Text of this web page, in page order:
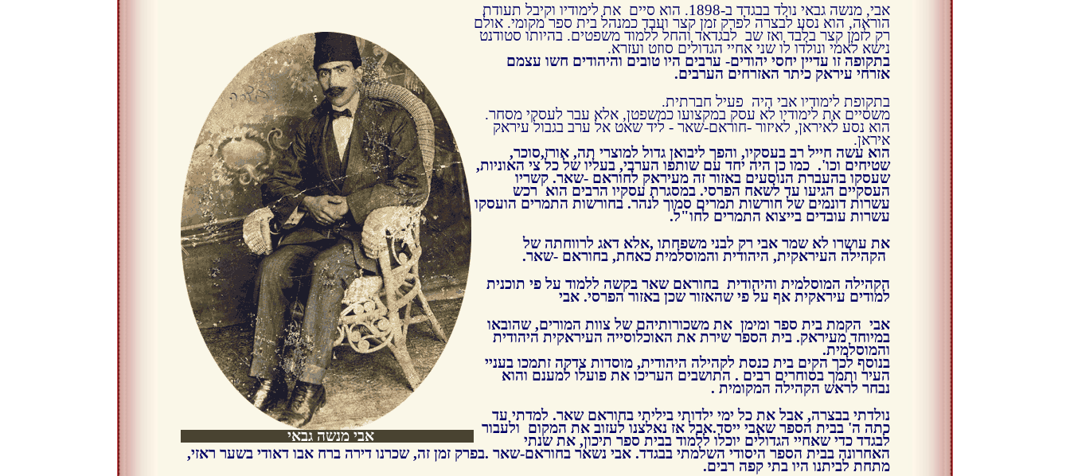
אבי מנשה גבאי
אבי, מנשה גבאי נולד בבגדד ב-1898. הוא סיים את לימודיו וקיבל תעודת
הוראה, הוא נסע לבצרה לפרק זמן קצר ועבד כמנהל בית ספר מקומי. אולם
רק לזמן קצר בלבד ואז שב לבגדאד והחל ללמוד משפטים. בהיותו סטודנט
נישא לאמי ונולדו לו שני אחיי הגדולים סוזט ועזרא.
בתקופה זו עדיין יחסי יהודים- ערבים היו טובים והיהודים חשו עצמם
אזרחי עיראק כיתר האזרחים הערבים.
בתקופת לימודיו אבי היה פעיל חברתית.
משסיים את לימודיו לא עסק במקצועו כמשפטן, אלא עבר לעסקי מסחר.
הוא נסע לאיראן, לאיזור -חוראם-שאר - ליד שאט אל ערב בגבול עיראק
איראן.
הוא עשה חייל רב בעסקיו, והפך ליבואן גדול למוצרי תה, אורז,סוכר,
שטיחים וכו'. כמו כן היה יחד עם שותפו הערבי, בעליו של כל צי האוניות,
שעסקו בהעברת הנוסעים באזור זה מעיראק לחוראם -שאר. קשריו
העסקיים הגיעו עד לשאח הפרסי. במסגרת עסקיו הרבים הוא רכש
עשרות דונמים של חורשות תמרים סמוך לנהר. בחורשות התמרים הועסקו
עשרות עובדים בייצוא התמרים לחו"ל.
את עושרו לא שמר אבי רק לבני משפחתו ,אלא דאג לרווחתה של
הקהילה העיראקית, היהודית והמוסלמית כאחת, בחוראם -שאר.
הקהילה המוסלמית והיהודית בחוראם שאר בקשה ללמוד על פי תוכנית
למודים עיראקית אף על פי שהאזור שכן באזור הפרסי. אבי
אבי הקמת בית ספר ומימן את משכורותיהם של צוות המורים, שהובאו
במיוחד מעיראק. בית הספר שירת את האוכלוסייה העיראקית היהודית
והמוסלמית.
בנוסף לכך הקים בית כנסת לקהילה היהודית, מוסדות צדקה זתמכו בעניי
העיר ותמך בסוחרים רבים . התושבים העריכו את פועלו למענם והוא
נבחר לראש הקהילה המקומית .
נולדתי בבצרה, אבל את כל ימי ילדותי ביליתי בחוראם שאר. למדתי עד
כתה ה' בבית הספר שאבי ייסד.אבל אז נאלצנו לעזוב את המקום ולעבור
לבגדד כדי שאחיי הגדולים יוכלו ללמוד בבית ספר תיכון, את שנתי
האחרונה בבית הספר היסודי השלמתי בבגדד. אבי נשאר בחוראם-שאר .בפרק זמן זה, שכרנו דירה ברח אבו דאודי בשער ראזי,
מתחת לביתנו היו בתי קפה רבים.